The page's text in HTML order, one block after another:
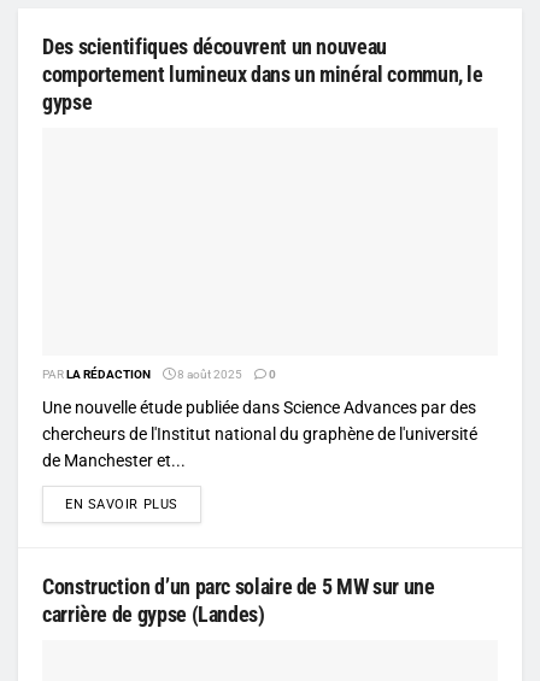
Des scientifiques découvrent un nouveau
comportement lumineux dans un minéral commun, le
gypse
PARLA RÉDACTION 8 août 2025 0
Une nouvelle étude publiée dans Science Advances par des
chercheurs de l'Institut national du graphène de l'université
de Manchester et...
EN SAVOIR PLUS
Construction d’un parc solaire de 5 MW sur une
carrière de gypse (Landes)